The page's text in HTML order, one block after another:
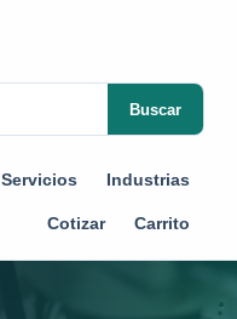
Buscar
Servicios Industrias
Cotizar Carrito